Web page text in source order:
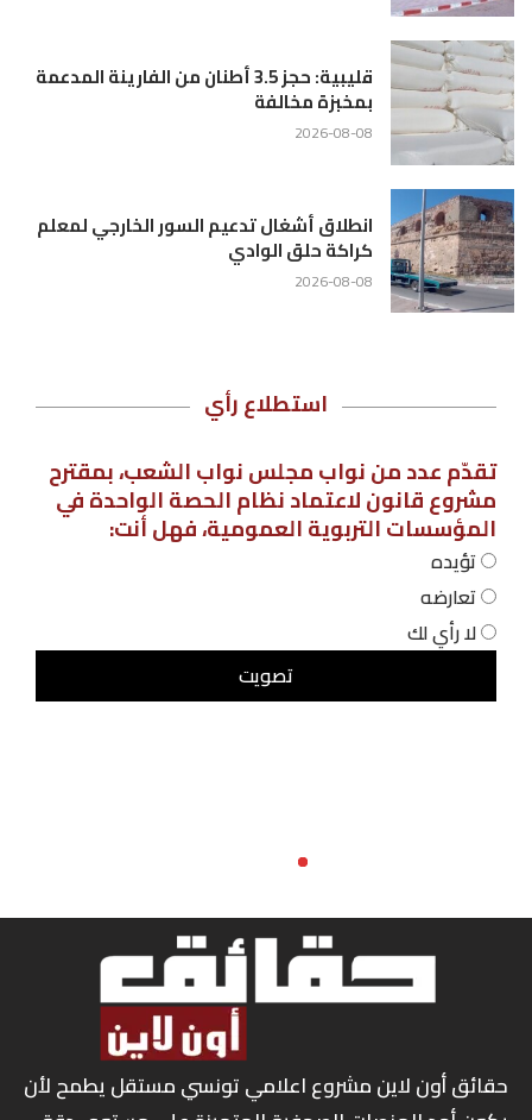
قليبية: حجز 3.5 أطنان من الفارينة المدعمة
بمخبزة مخالفة
2026-08-08
انطلاق أشغال تدعيم السور الخارجي لمعلم
كراكة حلق الوادي
2026-08-08
استطلاع رأي
تقدّم عدد من نواب مجلس نواب الشعب، بمقترح
مشروع قانون لاعتماد نظام الحصة الواحدة في
المؤسسات التربوية العمومية، فهل أنت:
تؤيده
تعارضه
لا رأي لك
حقائق أون لاين مشروع اعلامي تونسي مستقل يطمح لأن